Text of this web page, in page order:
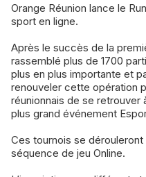
Orange Réunion lance le RunEsport Séries, des tournois E-
sport en ligne.
Après le succès de la
rassemblé plus de 1700
plus en plus importante et
renouveler cette opération
réunionnais de se retrouver
plus grand événement
Ces tournois se dérouleront
séquence de jeu Online.